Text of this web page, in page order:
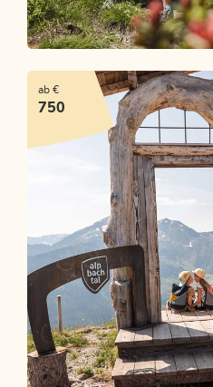
ANGEBOT ANSEHEN
ab €
750